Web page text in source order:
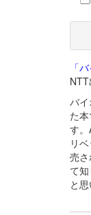
「
バ
た
す
リ
売
て
と思